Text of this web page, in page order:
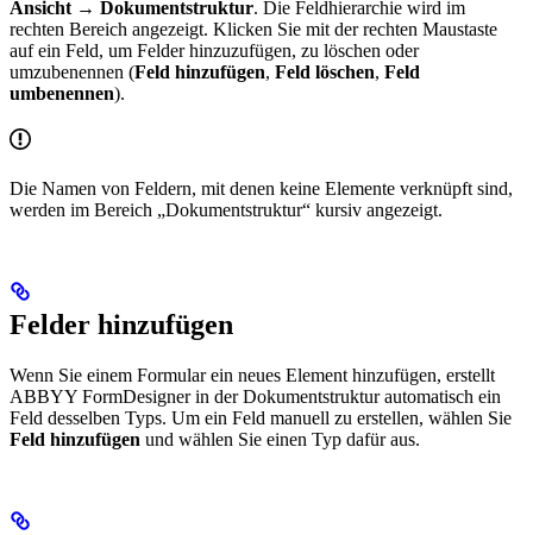
Ansicht → Dokumentstruktur. Die Feldhierarchie wird im
rechten Bereich angezeigt. Klicken Sie mit der rechten Maustaste
auf ein Feld, um Felder hinzuzufügen, zu löschen oder
umzubenennen (Feld hinzufügen, Feld löschen, Feld
umbenennen).
Die Namen von Feldern, mit denen keine Elemente verknüpft sind,
werden im Bereich „Dokumentstruktur“ kursiv angezeigt.
Felder hinzufügen
Wenn Sie einem Formular ein neues Element hinzufügen, erstellt
ABBYY FormDesigner in der Dokumentstruktur automatisch ein
Feld desselben Typs. Um ein Feld manuell zu erstellen, wählen Sie
Feld hinzufügen und wählen Sie einen Typ dafür aus.